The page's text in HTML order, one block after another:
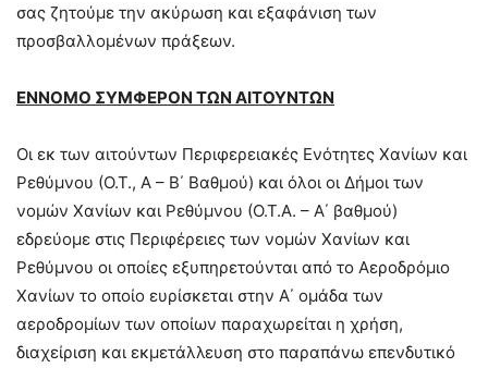
σας ζητούμε την ακύρωση και εξαφάνιση των
προσβαλλομένων πράξεων.
ΕΝΝΟΜΟ ΣΥΜΦΕΡΟΝ ΤΩΝ ΑΙΤΟΥΝΤΩΝ
Οι εκ των αιτούντων Περιφερειακές Ενότητες Χανίων και
Ρεθύμνου (Ο.Τ., Α – Β΄ Βαθμού) και όλοι οι Δήμοι των
νομών Χανίων και Ρεθύμνου (Ο.Τ.Α. – Α΄ βαθμού)
εδρεύομε στις Περιφέρειες των νομών Χανίων και
Ρεθύμνου οι οποίες εξυπηρετούνται από το Αεροδρόμιο
Χανίων το οποίο ευρίσκεται στην Α΄ ομάδα των
αεροδρομίων των οποίων παραχωρείται η χρήση,
διαχείριση και εκμετάλλευση στο παραπάνω επενδυτικό